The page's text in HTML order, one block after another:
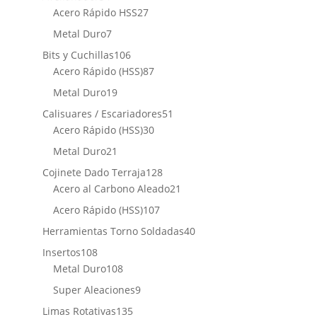
productos
Acero Rápido HSS2727
Metal Duro77
productos
Bits y Cuchillas106106
productos
Acero Rápido (HSS)8787
Metal Duro1919
productos
Calisuares / Escariadores51
Acero Rápido (HSS)3030
Metal Duro21
productos
Cojinete Dado Terraja128128
productos
Acero al Carbono Aleado21
Acero Rápido (HSS)107107
productos
Herramientas Torno Soldadas4040
Insertos108108
productos
Metal Duro108108
productos
Super Aleaciones99
Limas Rotativas135135